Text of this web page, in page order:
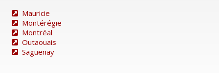
Mauricie
Montérégie
Montréal
Outaouais
Saguenay